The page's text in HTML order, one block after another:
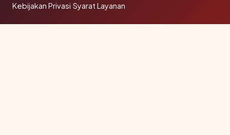
Kebijakan Privasi·Syarat Layanan